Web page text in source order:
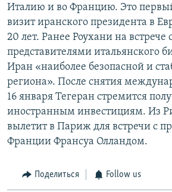
Италию и во Францию. Это
визит иранского президента в
20 лет. Ранее Роухани на встрече
представителями итальянского
Иран «наиболее безопасной и
региона». После снятия
16 января Тегеран стремится
иностранным инвестициям. Из
вылетит в Париж для встречи с
Франции Франсуа Олландом.
Поделиться Follow us